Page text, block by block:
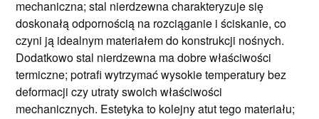
mechaniczna; stal nierdzewna charakteryzuje się
doskonałą odpornością na rozciąganie i ściskanie, co
czyni ją idealnym materiałem do konstrukcji nośnych.
Dodatkowo stal nierdzewna ma dobre właściwości
termiczne; potrafi wytrzymać wysokie temperatury bez
deformacji czy utraty swoich właściwości
mechanicznych. Estetyka to kolejny atut tego materiału;